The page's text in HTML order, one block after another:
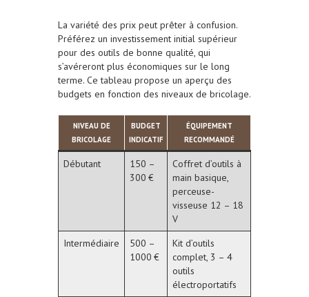
La variété des prix peut prêter à confusion.
Préférez un investissement initial supérieur
pour des outils de bonne qualité, qui
s’avéreront plus économiques sur le long
terme. Ce tableau propose un aperçu des
budgets en fonction des niveaux de bricolage.
NIVEAU DE
BRICOLAGE
BUDGET
INDICATIF
ÉQUIPEMENT
RECOMMANDÉ
Débutant
150 –
300 €
Coffret d’outils à
main basique,
perceuse-
visseuse 12 – 18
V
Intermédiaire
500 –
1000 €
Kit d’outils
complet, 3 – 4
outils
électroportatifs